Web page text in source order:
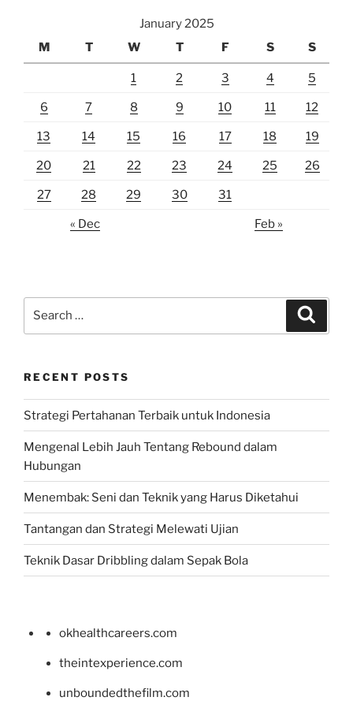
January 2025
M
T W T F S S
1 2 3 4 5
6 7 8 9 10 11 12
13 14 15 16 17 18 19
20 21 22 23 24 25 26
27 28 29 30 31
« Dec Feb »
RECENT POSTS
Strategi Pertahanan Terbaik untuk Indonesia
Mengenal Lebih Jauh Tentang Rebound dalam
Hubungan
Menembak: Seni dan Teknik yang Harus Diketahui
Tantangan dan Strategi Melewati Ujian
Teknik Dasar Dribbling dalam Sepak Bola
okhealthcareers.com
theintexperience.com
unboundedthefilm.com